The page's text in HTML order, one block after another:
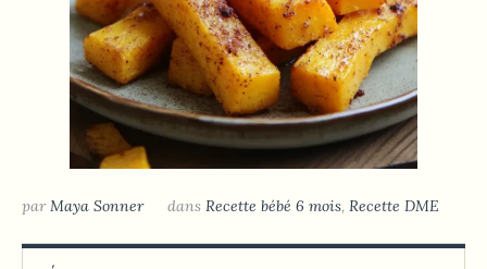
parMaya Sonner dans Recette bébé 6 mois, Recette DME